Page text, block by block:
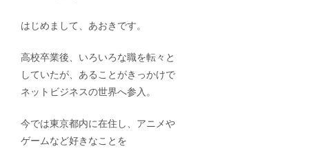
はじめまして、あおきです。
高校卒業後、いろいろな職を転々と
していたが、あることがきっかけで
ネットビジネスの世界へ参入。
今では東京都内に在住し、アニメや
ゲームなど好きなことを